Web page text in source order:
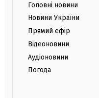
Головні новини
Новини України
Прямий ефір
Відеоновини
Аудіоновини
Погода